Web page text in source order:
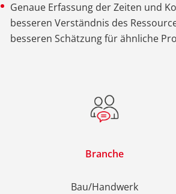
Genaue Erfassung der Zeiten und
besseren Verständnis des
besseren Schätzung für ähnliche
Branche
Bau/Handwerk